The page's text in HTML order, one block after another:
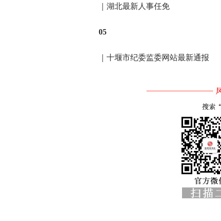
｜湖北最新人事任免
05
｜十堰市纪委监委网站最新通报